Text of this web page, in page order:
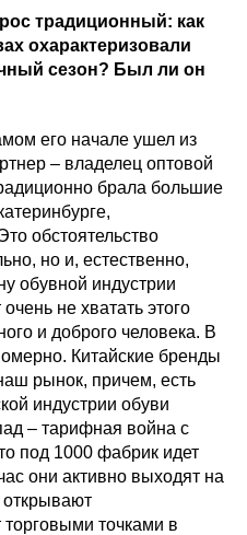
традиционный: как
охарактеризовали
сезон? Был ли он
его начале ушел из
– владелец оптовой
брала большие
обстоятельство
но и, естественно,
обувной индустрии
не хватать этого
и доброго человека. В
Китайские бренды
рынок, причем, есть
индустрии обуви
– тарифная война с
под 1000 фабрик идет
они активно выходят на
торговыми точками в